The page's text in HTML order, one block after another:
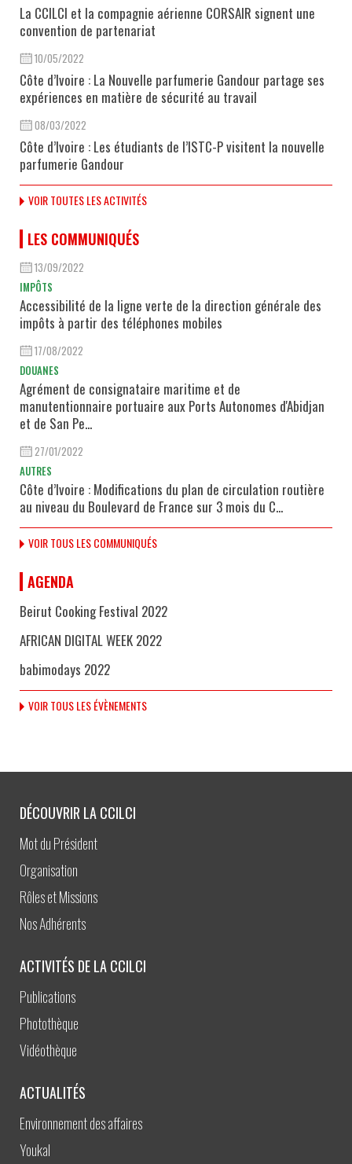
La CCILCI et la compagnie aérienne CORSAIR signent une
convention de partenariat
10/05/2022
Côte d’Ivoire : La Nouvelle parfumerie Gandour partage ses
expériences en matière de sécurité au travail
08/03/2022
Côte d’Ivoire : Les étudiants de l’ISTC-P visitent la nouvelle
parfumerie Gandour
VOIR TOUTES LES ACTIVITÉS
LES COMMUNIQUÉS
13/09/2022
IMPÔTS
Accessibilité de la ligne verte de la direction générale des
impôts à partir des téléphones mobiles
17/08/2022
DOUANES
Agrément de consignataire maritime et de
manutentionnaire portuaire aux Ports Autonomes d'Abidjan
et de San Pe...
27/01/2022
AUTRES
Côte d’Ivoire : Modifications du plan de circulation routière
au niveau du Boulevard de France sur 3 mois du C...
VOIR TOUS LES COMMUNIQUÉS
AGENDA
Beirut Cooking Festival 2022
AFRICAN DIGITAL WEEK 2022
babimodays 2022
VOIR TOUS LES ÉVÈNEMENTS
DÉCOUVRIR LA CCILCI
Mot du Président
Organisation
Rôles et Missions
Nos Adhérents
ACTIVITÉS DE LA CCILCI
Publications
Photothèque
Vidéothèque
ACTUALITÉS
Environnement des affaires
Youkal